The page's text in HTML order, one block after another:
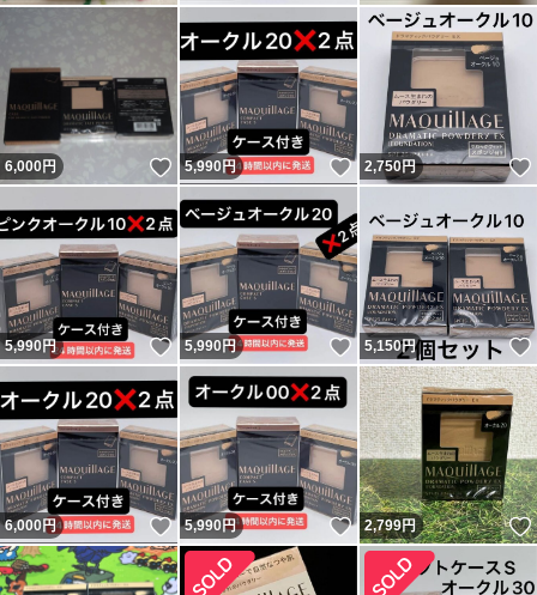
6,000円 いいね！
5,990円 いいね！
2,750円
5,990円 いいね！
5,990円 いいね！
5,150円
6,000円 いいね！
5,990 円 いいね！
2,799円